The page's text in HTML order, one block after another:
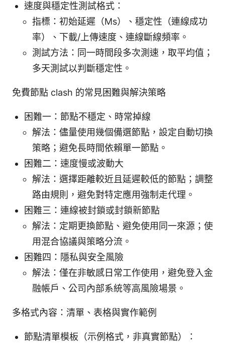
速度與穩定性測試格式：
指標：初始延遲（Ms）、穩定性（連線成功
率）、下載/上傳速度、連線斷線頻率。
測試方法：同一時間段多次測速，取平均值；
多天測試以判斷穩定性。
免費節點 clash 的常見困難與解決策略
困難一：節點不穩定、時常掉線
解法：儘量使用幾個備選節點，設定自動切換
策略；避免長時間依賴單一節點。
困難二：速度慢或波動大
解法：選擇距離較近且延遲較低的節點；調整
路由規則，避免對特定應用強制走代理。
困難三：連線被封鎖或封鎖新節點
解法：定期更換節點、避免使用同一來源；使
用混合協議與策略分流。
困難四：隱私與安全風險
解法：僅在非敏感日常工作使用，避免登入金
融帳戶、公司內部系統等高風險場景。
多格式內容：清單、表格與實作範例
節點清單模板（示例格式，非真實節點）：